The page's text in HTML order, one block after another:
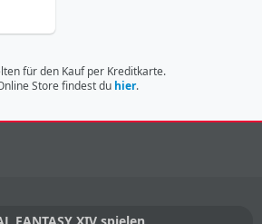
für den Kauf per Kreditkarte.
Store findest du hier.